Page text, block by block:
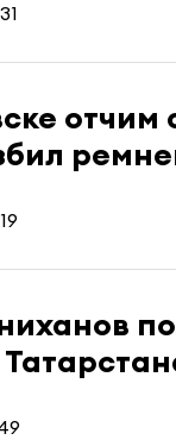
отчим